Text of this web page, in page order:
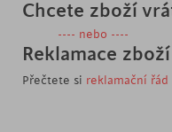
Chcete zboží
---- nebo ----
Reklamace zboží
Přečtete si reklamační řád